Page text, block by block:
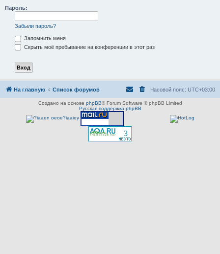
Пароль:
Забыли пароль?
Запомнить меня
Скрыть моё пребывание на конференции в этот раз
На главную Список форумов Часовой пояс: UTC+03:00
Создано на основе phpBB® Forum Software © phpBB Limited
Русская поддержка phpBB